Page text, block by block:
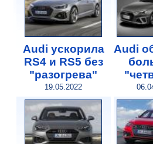
Audi ускорила
RS4 и RS5 без
"разогрева"
19.05.2022
Audi